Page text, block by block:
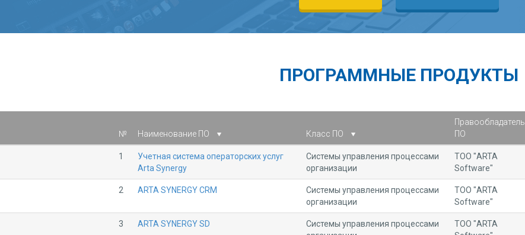
ПРОГРАММНЫЕ ПРОДУКТЫ
№ Наименование ПО Класс ПО
Правообладатель
ПО
1
Учетная система операторских услуг
Arta Synergy
Системы управления процессами
организации
ТОО "ARTA
Software"
2 ARTA SYNERGY CRM
Системы управления процессами
организации
ТОО "ARTA
Software"
3 ARTA SYNERGY SD
Системы управления процессами
ТОО "ARTA